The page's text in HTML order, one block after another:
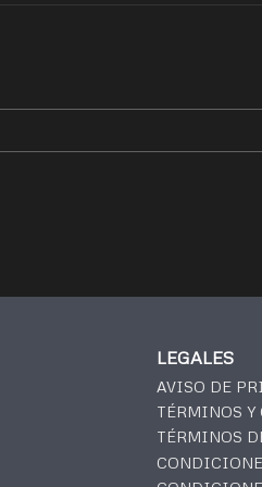
LEGALES
AVISO DE
TÉRMINOS
TÉRMINOS